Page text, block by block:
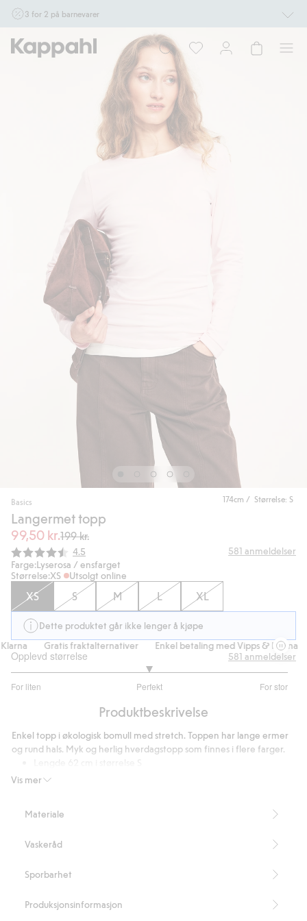
3 for 2 på barnevarer
Ikke Newbie. Gjelder når du handler 2 eller flere varer som inngår i tilbudet tom.
17/8 i butikk & online for deg som er eller blir medlem. Kan ikke kombineres med
andre tilbud eller rabatter.
Handle nå
174cm / Størrelse: S
Basics
Langermet topp
99,50 kr.199 kr.
Gjennomsnittskarakter:
4.5 581 anmeldelser
Farge:Lyserosa / ensfarget
Størrelse:XS Utsolgt online
XS S M L XL
Dette produktet går ikke lenger å kjøpe
Gratis fraktalternativer Enkel betaling med Vipps & Klarna
Opplevd størrelse
For liten Perfekt For stor
av
422
stemmer
581 anmeldelser
Produktbeskrivelse
Vis mer
Enkel topp i økologisk bomull med stretch. Toppen har lange ermer
og rund hals. Myk og herlig hverdagstopp som finnes i flere farger.
Inneholder 95 % «organic in-conversion»-bomull.
Materiale
Vaskeråd
Sporbarhet
Produksjonsinformasjon